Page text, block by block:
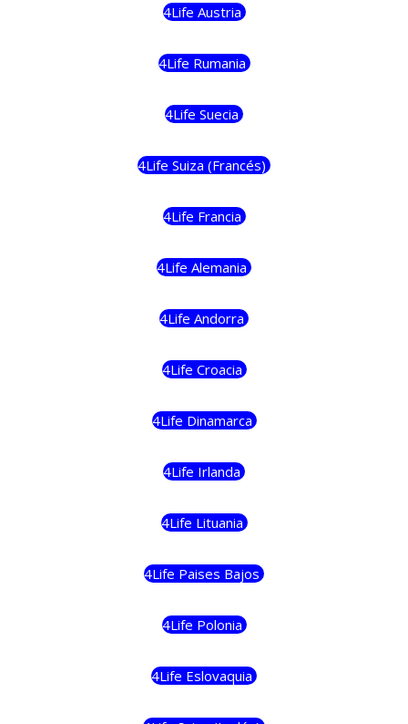
4Life Austria
4Life Rumania
4Life Suecia
4Life Suiza (Francés)
4Life Francia
4Life Alemania
4Life Andorra
4Life Croacia
4Life Dinamarca
4Life Irlanda
4Life Lituania
4Life Paises Bajos
4Life Polonia
4Life Eslovaquia